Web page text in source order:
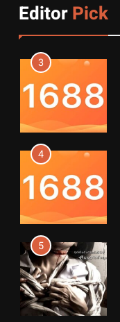
EditorPick
3
4
5